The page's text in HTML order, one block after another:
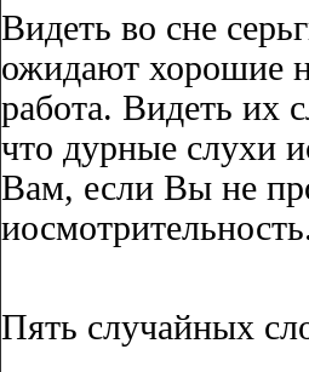
Видеть во сне
ожидают хорошие
работа. Видеть их
что дурные слухи
Вам, если Вы не
Пять случайных